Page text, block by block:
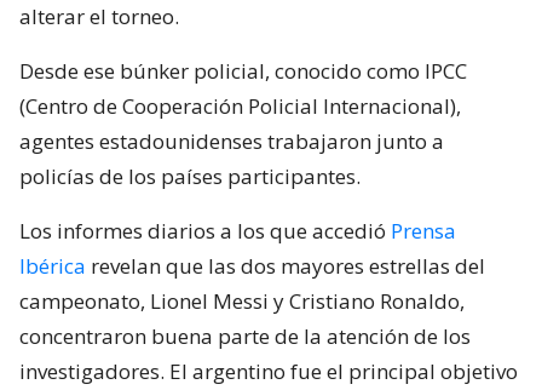
alterar el torneo.
Desde ese búnker policial, conocido como IPCC
(Centro de Cooperación Policial Internacional),
agentes estadounidenses trabajaron junto a
policías de los países participantes.
Los informes diarios a los que accedió Prensa
Ibérica revelan que las dos mayores estrellas del
campeonato, Lionel Messi y Cristiano Ronaldo,
concentraron buena parte de la atención de los
investigadores. El argentino fue el principal objetivo